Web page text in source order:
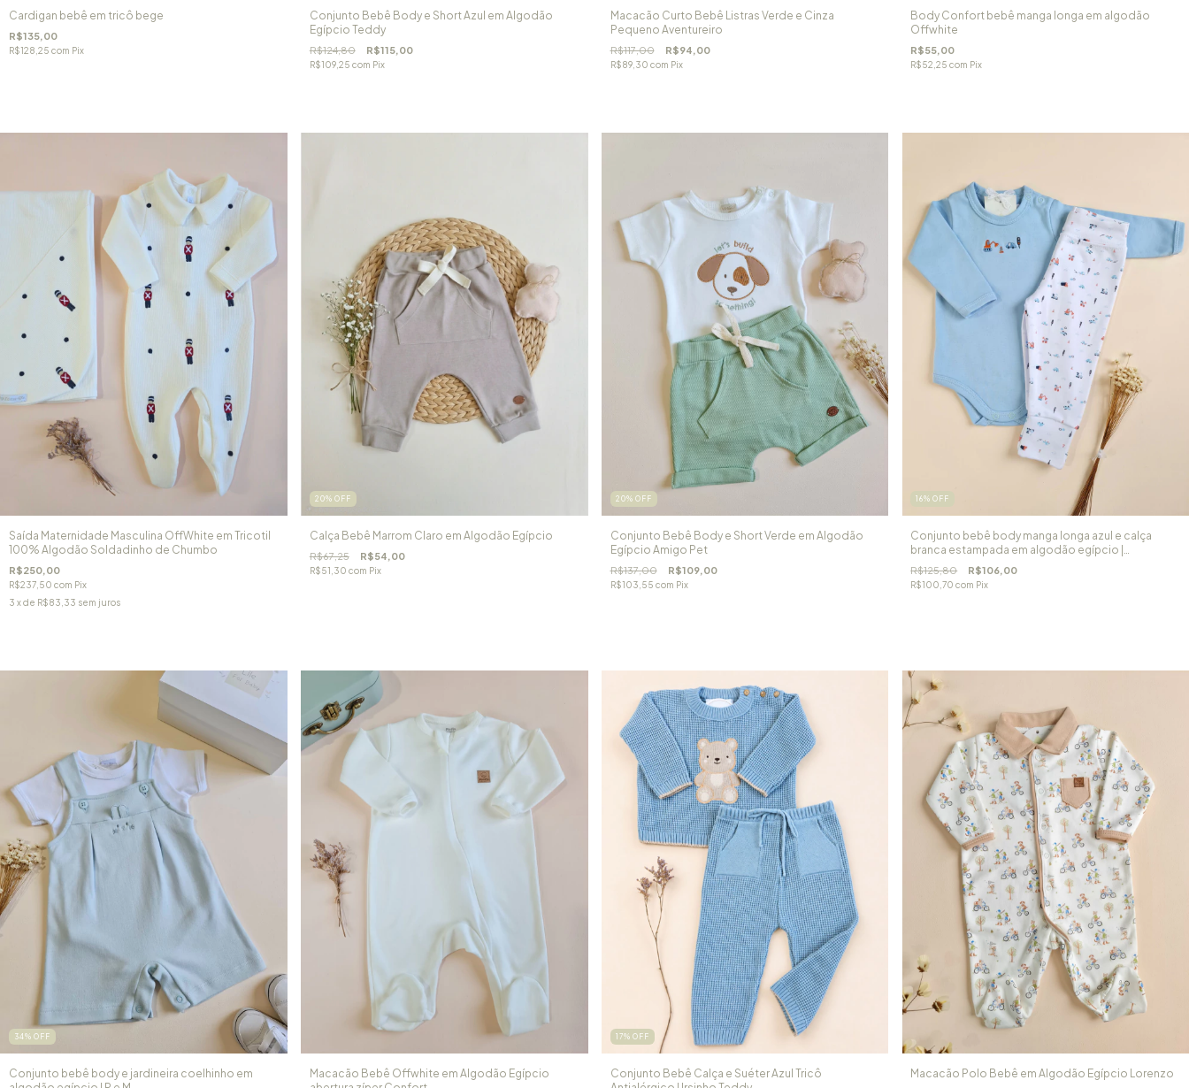
Cardigan bebê em tricô bege
R$135,00
R$128,25 com Pix
Conjunto Bebê Body e Short Azul em Algodão
Egípcio Teddy
R$124,80 R$115,00
R$109,25 com Pix
Macacão Curto Bebê Listras Verde e Cinza
Pequeno Aventureiro
R$117,00 R$94,00
R$89,30 com Pix
Body Confort bebê manga longa em algodão
Offwhite
R$55,00
R$52,25com Pix
Saída Maternidade Masculina OffWhite em Tricotil
100% Algodão Soldadinho de Chumbo
R$250,00
R$237,50 com Pix
3 x de R$83,33 sem juros
20% OFF
Calça Bebê Marrom Claro em Algodão Egípcio
R$67,25 R$54,00
R$51,30 com Pix
20% OFF
Conjunto Bebê Body e Short Verde em Algodão
Egípcio Amigo Pet
R$137,00 R$109,00
R$103,55 com Pix
16%OFF
Conjunto bebê body manga longa azul e calça
branca estampada em algodão egípcio |
Transportes
R$125,80 R$106,00
R$100,70com Pix
34% OFF
Conjunto bebê body e jardineira coelhinho em
Macacão Bebê Offwhite em Algodão Egípcio
17% OFF
Conjunto Bebê Calça e Suéter Azul Tricô
Macacão Polo Bebê em Algodão Egípcio Lorenzo